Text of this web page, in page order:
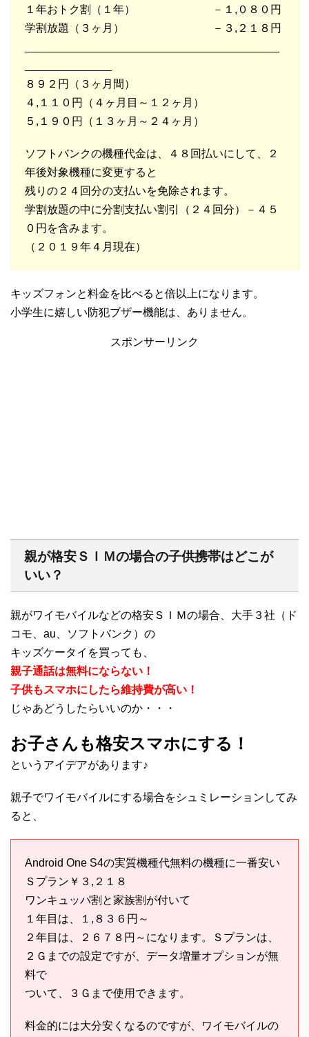
１年おトク割（１年） －１,０８０円
学割放題（３ヶ月） －３,２１８円
８９２円（３ヶ月間）
４,１１０円（４ヶ月目～１２ヶ月）
５,１９０円（１３ヶ月～２４ヶ月）
ソフトバンクの機種代金は、４８回払いにして、２
年後対象機種に変更すると
残りの２４回分の支払いを免除されます。
学割放題の中に分割支払い割引（２４回分）－４５
０円を含みます。
（２０１９年４月現在）
キッズフォンと料金を比べると倍以上になります。
小学生に嬉しい防犯ブザー機能は、ありません。
スポンサーリンク
親が格安ＳＩＭの場合の子供携帯はどこが
いい？
親がワイモバイルなどの格安ＳＩＭの場合、大手３社（ド
コモ、au、ソフトバンク）の
キッズケータイを買っても、
親子通話は無料にならない！
子供もスマホにしたら維持費が高い！
じゃあどうしたらいいのか・・・
お子さんも格安スマホにする！
というアイデアがあります♪
親子でワイモバイルにする場合をシュミレーションしてみ
ると、
Android One S4の実質機種代無料の機種に一番安い
Ｓプラン￥３,２１８
ワンキュッパ割と家族割が付いて
１年目は、１,８３６円～
２年目は、２６７８円～になります。Ｓプランは、
２Ｇまでの設定ですが、データ増量オプションが無
料で
ついて、３Ｇまで使用できます。
料金的には大分安くなるのですが、ワイモバイルの